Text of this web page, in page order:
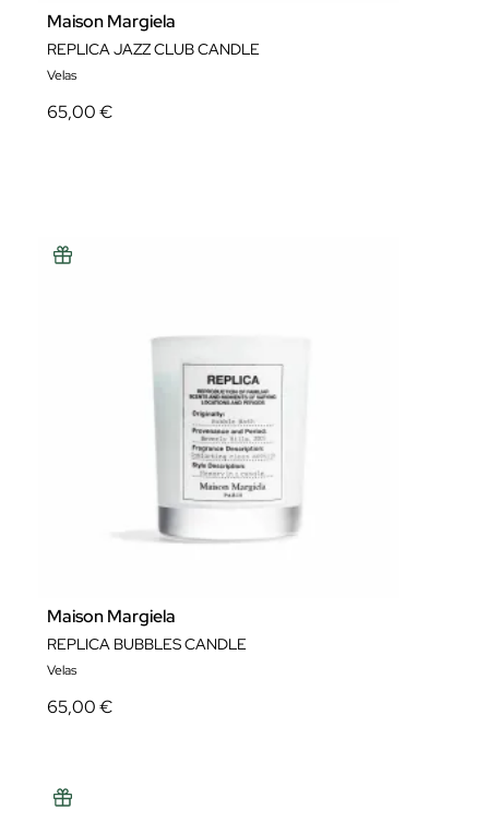
Maison Margiela
REPLICA JAZZ CLUB CANDLE
Velas
65,00 €
Maison Margiela
REPLICA BUBBLES CANDLE
Velas
65,00 €